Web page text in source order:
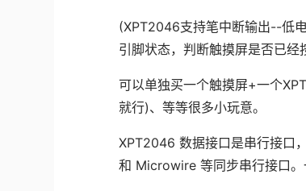
(XPT2046支持笔中断输出--低
引脚状态，判断触摸屏是否已经
可以单独买一个触摸屏+一个
就行)、等等很多小玩意。
XPT2046 数据接口是串行接口
和 Microwire 等同步串行接口。